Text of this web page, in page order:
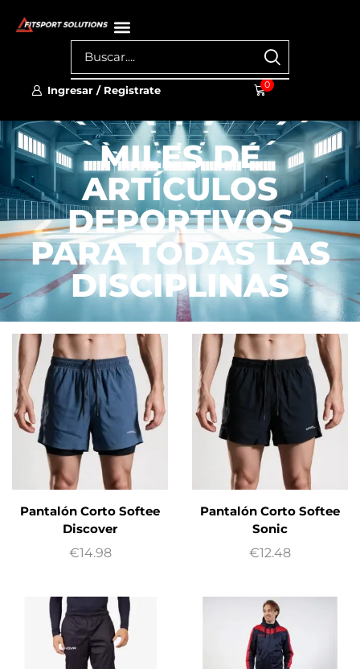
Ingresar / Registrate 0
MILES DE
ARTÍCULOS
DEPORTIVOS
PARA TODAS LAS
DISCIPLINAS
Pantalón Corto Softee
Discover
€14.98
Pantalón Corto Softee
Sonic
€12.48